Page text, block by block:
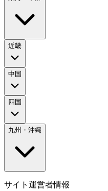
近畿
中国
四国
九州・沖縄
サイト運営者情報